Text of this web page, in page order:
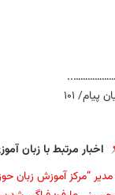
پیام/ ۱۰۱
اخبار مرتبط با زبان
مدیر “مرکز آموزش زبان